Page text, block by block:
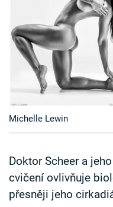
TV Program
Časopis
Sledujte prima+
Sledujte nás
Michelle Lewin
Doktor Scheer a
cvičení ovlivňuje
přesněji jeho